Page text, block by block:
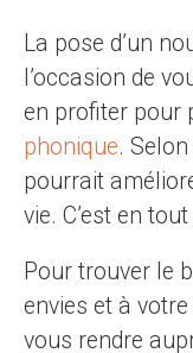
La pose d’un
l’occasion de
en profiter pour
phonique.
pourrait
vie. C’est en
Pour trouver le
envies et à
vous rendre